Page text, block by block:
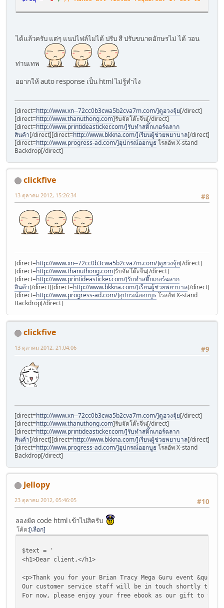
$space
' '
='
foreach ($_POSTas $key=>
if ($req=='1')
{echo
is empty"
$j=strlen($key);
if ($j>=99)
{echo"Name of form element$keycannot be longer than 99
$j=99-$j
{$space.=' ';}
$value=str_replace
$text.= $conc;
}
mail( $emailadd ,$subject
$subject
'Thanks for the submission' ;
// change subject
$text='
Dear client,
Thank you for your Brian Tracy Mega Guru event
Our customer service staff will be in touch shortly to
For now, please enjoy your free ebook as our gift to
Kind Regards,
mail(
<form method="post" action="feeback.php">
<table class="box" align="center" border="0"
<tr>
<td colspan="3">&nbsp;</td>
</tr>
<td bgcolor="#ffffff" width="200" height="31">Name:</td>
</tr>
<tr>
<td bgcolor="#ffffff" width="301" colspan="2"><input
</tr>
<td bgcolor="#ffffff" width="200">Questions or
<td bgcolor="#ffffff" width="301" colspan="2"><textarea
</tr>
ได้แล้วครับ แต่ๆ แนปไฟล์ไม่ได้ ปรับ สี ปรับขนาดอักษรไม่ ได้ วอน
ท่านเทพ
อยากให้ auto response เป็น html ไม่รู้ทำไง
[direct=http://www.xn--72cc0b3cwa5b2cva7m.com/]ดูฮวงจุ้ย[/direct]
[direct=http://www.thanuthong.com]รับจัดโต๊ะจีน[/direct]
[direct=http://www.printideasticker.com/]รับทำสติ๊กเกอร์ฉลาก
สินค้า[/direct][direct=http://www.bkkna.com/]เรียนผู้ช่วยพยาบาล[/direct]
[direct=http://www.progress-ad.com/]อุปกรณ์ออกบูธโรลอัพ X-stand
Backdrop[/direct]
clickfive
#8
13 ตุลาคม 2012, 15:26:34
[direct=http://www.xn--72cc0b3cwa5b2cva7m.com/]ดูฮวงจุ้ย[/direct]
[direct=http://www.thanuthong.com]รับจัดโต๊ะจีน[/direct]
[direct=http://www.printideasticker.com/]รับทำสติ๊กเกอร์ฉลาก
สินค้า[/direct][direct=http://www.bkkna.com/]เรียนผู้ช่วยพยาบาล[/direct]
[direct=http://www.progress-ad.com/]อุปกรณ์ออกบูธโรลอัพ X-stand
Backdrop[/direct]
clickfive
#9
13 ตุลาคม 2012, 21:04:06
[direct=http://www.xn--72cc0b3cwa5b2cva7m.com/]ดูฮวงจุ้ย[/direct]
[direct=http://www.thanuthong.com]รับจัดโต๊ะจีน[/direct]
[direct=http://www.printideasticker.com/]รับทำสติ๊กเกอร์ฉลาก
สินค้า[/direct][direct=http://www.bkkna.com/]เรียนผู้ช่วยพยาบาล[/direct]
[direct=http://www.progress-ad.com/]อุปกรณ์ออกบูธโรลอัพ X-stand
Backdrop[/direct]
Jellopy
#10
23 ตุลาคม 2012, 05:46:05
ลองยัด code html เข้าไปสิครับ
โค้ด เลือก
$text = '
<h1>Dear client,</h1>
<p>Thank you for your Brian Tracy Mega Guru event
Our customer service staff will be in touch shortly to
For now, please enjoy your free ebook as our gift to